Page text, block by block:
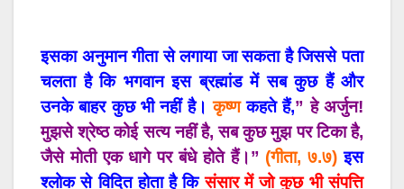
इसका अनुमान गीता से लगाया जा सकता है जिससे पता
चलता है कि भगवान इस ब्रह्मांड में सब कुछ हैं और
उनके बाहर कुछ भी नहीं है।कृष्णकहते हैं,” हे अर्जुन!
मुझसे श्रेष्ठ कोई सत्य नहीं है, सब कुछ मुझ पर टिका है,
जैसे मोती एक धागे पर बंधे होते हैं।” (गीता, ७.७) इस
श्लोक से विदित होता है किसंसार में जो कुछ भी संपत्ति